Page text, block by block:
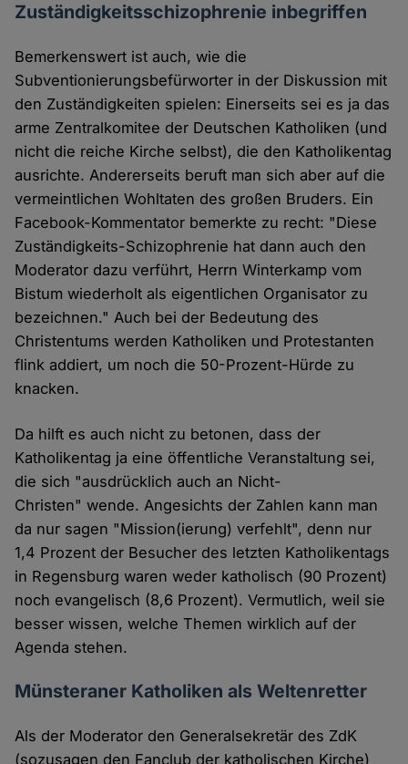
Zuständigkeitsschizophrenie inbegriffen
Bemerkenswert ist auch, wie die
Subventionierungsbefürworter in der Diskussion mit
den Zuständigkeiten spielen: Einerseits sei es ja das
arme Zentralkomitee der Deutschen Katholiken (und
nicht die reiche Kirche selbst), die den Katholikentag
ausrichte. Andererseits beruft man sich aber auf die
vermeintlichen Wohltaten des großen Bruders. Ein
Facebook-Kommentator bemerkte zu recht: "Diese
Zuständigkeits-Schizophrenie hat dann auch den
Moderator dazu verführt, Herrn Winterkamp vom
Bistum wiederholt als eigentlichen Organisator zu
bezeichnen." Auch bei der Bedeutung des
Christentums werden Katholiken und Protestanten
flink addiert, um noch die 50-Prozent-Hürde zu
knacken.
Da hilft es auch nicht zu betonen, dass der
Katholikentag ja eine öffentliche Veranstaltung sei,
die sich "ausdrücklich auch an Nicht-
Christen" wende. Angesichts der Zahlen kann man
da nur sagen "Mission(ierung) verfehlt", denn nur
1,4 Prozent der Besucher des letzten Katholikentags
in Regensburg waren weder katholisch (90 Prozent)
noch evangelisch (8,6 Prozent). Vermutlich, weil sie
besser wissen, welche Themen wirklich auf der
Agenda stehen.
Münsteraner Katholiken als Weltenretter
Als der Moderator den Generalsekretär des ZdK
(sozusagen den Fanclub der katholischen Kirche)